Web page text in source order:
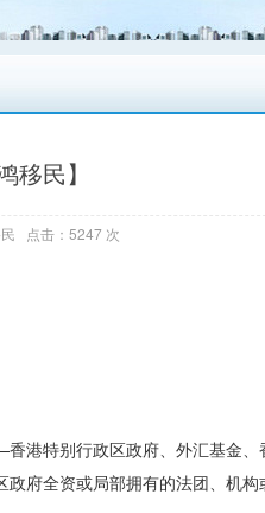
移民】
点击：5247 次
港特别行政区政府、外汇基金、
府全资或局部拥有的法团、机